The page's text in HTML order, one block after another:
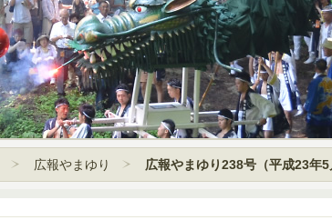
広報やまゆり 広報やまゆり238号（平成23年5